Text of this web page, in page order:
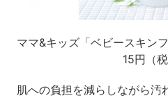
ママ&キッズ「ベビースキン
15円（税
肌への負担を減らしながら汚